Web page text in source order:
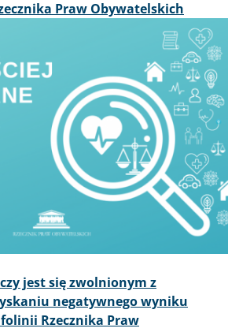
Praw Obywatelskich
jest się zwolnionym z
negatywnego wyniku
Rzecznika Praw